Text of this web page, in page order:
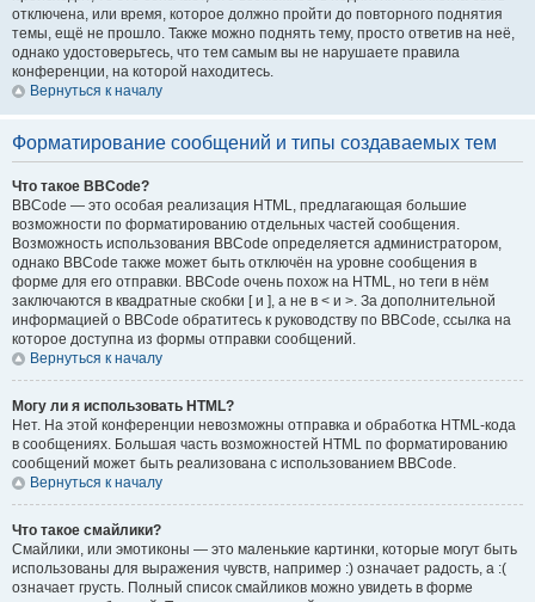
отключена, или время, которое должно пройти до повторного поднятия
темы, ещё не прошло. Также можно поднять тему, просто ответив на неё,
однако удостоверьтесь, что тем самым вы не нарушаете правила
конференции, на которой находитесь.
Вернуться к началу
Форматирование сообщений и типы создаваемых тем
Что такое BBCode?
BBCode — это особая реализация HTML, предлагающая большие
возможности по форматированию отдельных частей сообщения.
Возможность использования BBCode определяется администратором,
однако BBCode также может быть отключён на уровне сообщения в
форме для его отправки. BBCode очень похож на HTML, но теги в нём
заключаются в квадратные скобки [ и ], а не в < и >. За дополнительной
информацией о BBCode обратитесь к руководству по BBCode, ссылка на
которое доступна из формы отправки сообщений.
Вернуться к началу
Могу ли я использовать HTML?
Нет. На этой конференции невозможны отправка и обработка HTML-кода
в сообщениях. Большая часть возможностей HTML по форматированию
сообщений может быть реализована с использованием BBCode.
Вернуться к началу
Что такое смайлики?
Смайлики, или эмотиконы — это маленькие картинки, которые могут быть
использованы для выражения чувств, например :) означает радость, а :(
означает грусть. Полный список смайликов можно увидеть в форме